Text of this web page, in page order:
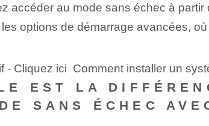
accéder au mode sans échec à
options de démarrage avancées,
- Cliquez ici Comment installer un
EST LA
SANS ÉCHEC